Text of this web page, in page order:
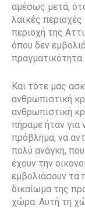
αμέσως μετά,
λαϊκές
περιοχή της
όπου δεν
πραγματικότητα.
Και τότε μας
ανθρωπιστική
ανθρωπιστική
πήραμε ήταν για
πρόβλημα, να
πολύ ανάγκη,
έχουν την
εμβολιάσουν τα
δικαίωμα της
χώρα. Αυτή τη